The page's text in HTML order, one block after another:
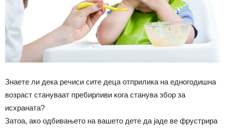
Знаете ли дека речиси сите деца отприлика на едногодишна
возраст стануваат пребирливи кога станува збор за
исхраната?
Затоа, ако одбивањето на вашето дете да јаде ве фрустрира